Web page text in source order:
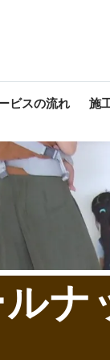
ビスの流れ 施
ナ